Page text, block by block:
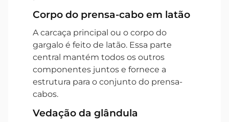
Corpo do prensa-cabo em latão
A carcaça principal ou o corpo do
gargalo é feito de latão. Essa parte
central mantém todos os outros
componentes juntos e fornece a
estrutura para o conjunto do prensa-
cabos.
Vedação da glândula